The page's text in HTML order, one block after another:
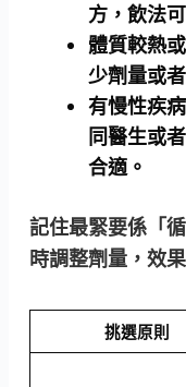
方，飲法
體質較熱
少劑量或
有慢性疾
同醫生或
合適。
記住最緊要係「
時調整劑量，效
挑選原則